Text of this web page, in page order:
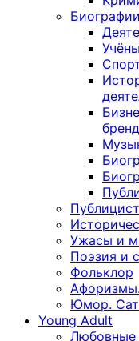
Ужасы и
Поэзия и
Фольклор
Юмор.
Young Adult